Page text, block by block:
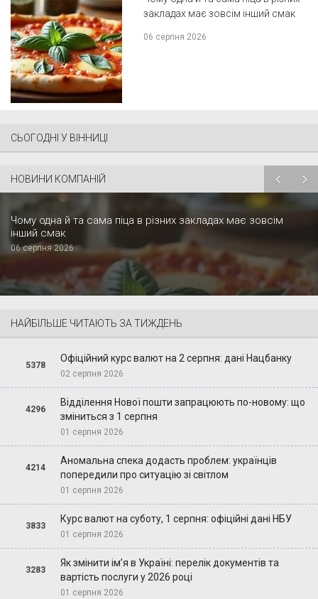
закладах має зовсім інший смак
06 серпня 2026
СЬОГОДНІ У ВІННИЦІ
НОВИНИ КОМПАНІЙ
Чому одна й та сама піца в різних закладах має зовсім
інший смак
06 серпня 2026
НАЙБІЛЬШЕ ЧИТАЮТЬ ЗА ТИЖДЕНЬ
5378
Офіційний курс валют на 2 серпня: дані Нацбанку
02 серпня 2026
4296
Відділення Нової пошти запрацюють по-новому: що
зміниться з 1 серпня
01 серпня 2026
4214
Аномальна спека додасть проблем: українців
попередили про ситуацію зі світлом
01 серпня 2026
3833
Курс валют на суботу, 1 серпня: офіційні дані НБУ
01 серпня 2026
3283
Як змінити ім’я в Україні: перелік документів та
вартість послуги у 2026 році
01 серпня 2026